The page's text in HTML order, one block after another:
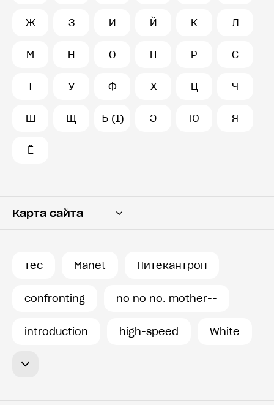
Ж З И Й К Л
М Н О П Р С
Т У Ф Х Ц Ч
Ш Щ Ъ (1) Э Ю Я
Ё
Карта сайта
тес Manet Питекантроп
confronting no no no. mother--
introduction high-speed White